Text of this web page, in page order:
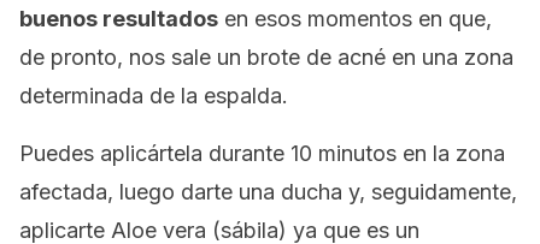
buenos resultados en esos momentos en que,
de pronto, nos sale un brote de acné en una zona
determinada de la espalda.
Puedes aplicártela durante 10 minutos en la zona
afectada, luego darte una ducha y, seguidamente,
aplicarte Aloe vera (sábila) ya que es un